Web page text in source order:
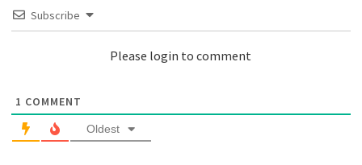
Subscribe
Please login to comment
1 COMMENT
Oldest